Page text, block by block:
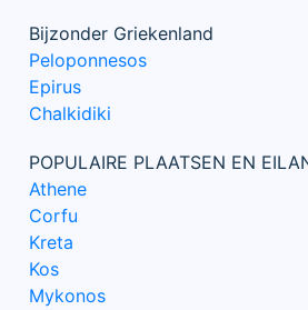
Bijzonder Griekenland
Peloponnesos
Epirus
Chalkidiki
POPULAIRE PLAATSEN EN
Athene
Corfu
Kreta
Kos
Mykonos